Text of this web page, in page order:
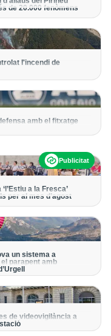
de 20.000 fenòmens
de Catalunya, amb
l'incendi de
amb drons i mitjans aeris
amb el fitxatge
Publicitat
a la Fresca’
per al mes d’agost
programació serà
un sistema a
parapent amb
vols instrumentals
de videovigilància a